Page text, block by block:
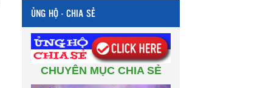
ỦNG HỘ - CHIA SẺ
CHUYÊN MỤC CHIA SẺ